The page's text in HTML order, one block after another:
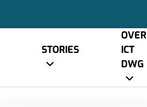
STORIES
OVER
ICT
DWG